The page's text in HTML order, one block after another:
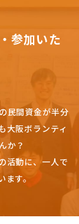
参加いた
民間資金が半分
大阪ボランティ
か？
活動に、一人で
ます。